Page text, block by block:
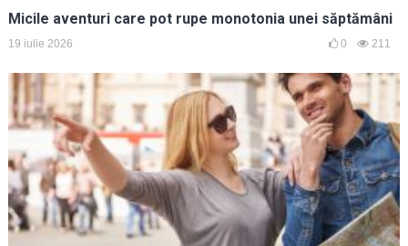
Micile aventuri care pot rupe monotonia unei săptămâni
19 iulie 2026 0 211